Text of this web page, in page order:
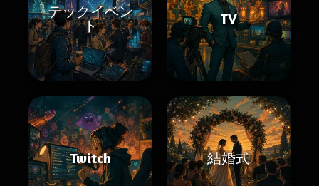
テックイベン
ト
TV
Twitch 結婚式